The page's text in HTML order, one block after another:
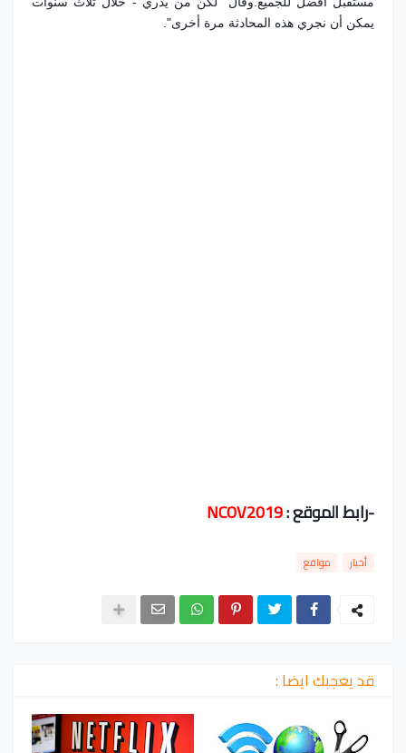
يمكن أن نجري هذه المحادثة مرة أخرى".
-رابط الموقع :NCOV2019
أخبار مواقع
قد يعجبك ايضا :